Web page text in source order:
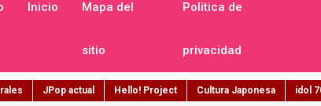
Inicio Mapa del
sitio
Politica de
privacidad
JPop actual Hello! Project Cultura Japonesa idol